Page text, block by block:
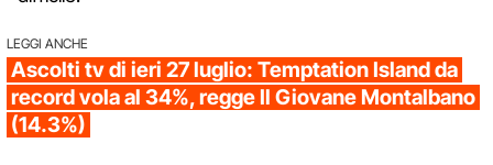
LEGGI ANCHE
Ascolti tv di ieri 27 luglio: Temptation Island da
record vola al 34%, regge Il Giovane Montalbano
(14.3%)